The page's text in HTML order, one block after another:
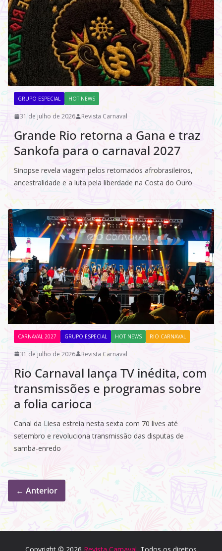
GRUPO ESPECIAL HOT NEWS
31 de julho de 2026 Revista Carnaval
Grande Rio retorna a Gana e traz
Sankofa para o carnaval 2027
Sinopse revela viagem pelos retornados afrobrasileiros,
ancestralidade e a luta pela liberdade na Costa do Ouro
CARNAVAL 2027 GRUPO ESPECIAL HOT NEWS RIO CARNAVAL
31 de julho de 2026 Revista Carnaval
Rio Carnaval lança TV inédita, com
transmissões e programas sobre
a folia carioca
Canal da Liesa estreia nesta sexta com 70 lives até
setembro e revoluciona transmissão das disputas de
samba-enredo
← Anterior